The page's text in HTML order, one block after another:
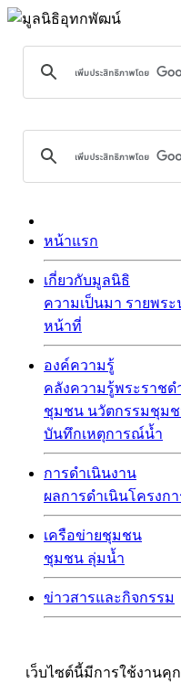
หน้าแรก
เกี่ยวกับมูลนิธิ
ความเป็นมา รายพร
หน้าที่
องค์ความรู้
คลังความรู้พระราชด
ชุมชน นวัตกรรมชุม
บันทึกเหตุการณ์น้ำ
การดำเนินงาน
ผลการดำเนินโครงกา
เครือข่ายชุมชน
ชุมชน ลุ่มน้ำ
ข่าวสารและกิจกรรม
เว็บไซต์นี้มีการใช้งานคุ